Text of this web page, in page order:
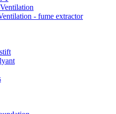
- fume extractor